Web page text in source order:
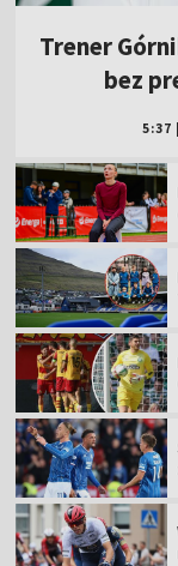
Trener
bez
5:37